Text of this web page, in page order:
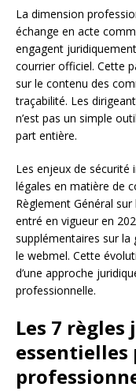
La dimension
échange en acte
engagent
courrier officiel. Cette
sur le contenu des
traçabilité. Les
n’est pas un simple
part entière.
Les enjeux de sécurité
légales en matière de
Règlement Général
entré en vigueur en
supplémentaires sur
le webmel. Cette
d’une approche
professionnelle.
Les 7
essentielles